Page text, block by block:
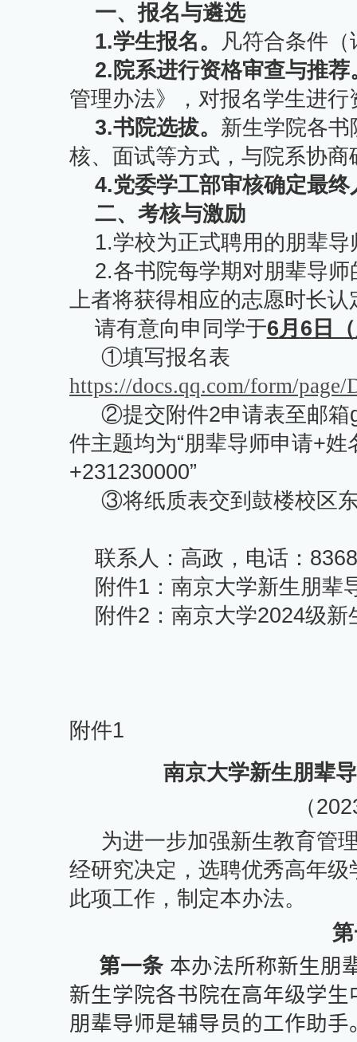
一、报名与遴选
1.学生报名。
凡符合条件（
2. 院系进行资格审查与推荐
管理办法》，对报名学生进
3.书院选拔。 新生学院各
核、面试等方式，与院系协商
4.党委学工部审核确定最终
二、考核与激励
1.学校为正式聘用的朋辈
2.各书院每学期对朋辈导
上者将获得相应的志愿时长认
请有意向申同学于6月 6 日
①填写报名表
https://docs.qq.com/form/
②提交附件2申请表至邮箱
件主题均为“朋辈导师申请+姓
+231230000”
③将纸质表交到鼓楼校区
联系人：高政，电话：
附件1 ：南京大学新生朋
附件2 ：南京大学2024级新
附件1
南京大学新生朋辈
（
为进一步加强新生教育管
经研究决定，选聘优秀高年
此项工作，制定本办法。
第一条 本办法所称新生朋
新生学院各书院在高年级学
朋辈导师是辅导员的工作助手